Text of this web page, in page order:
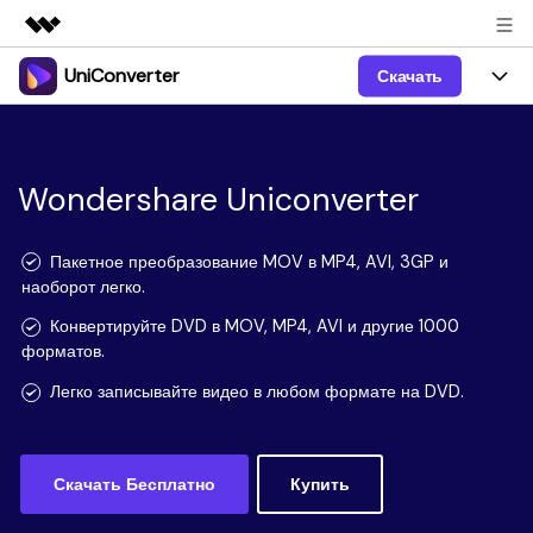
Рекомендуемые продукты
Решения
О нас
Новости
Покупка
UniConverter Скачать
Windows
Mac
UniConverter для Mac
Функции
AI функции
Больше инструментов
Руководство
Блог
Фотография
Контактная
Вся информация, необходимая для использования
UniConverter.
КУПИТЬ КУПИТЬ
Sign In
Wondershare Uniconverter
Пакетное преобразование MOV в MP4, AVI, 3GP и
наоборот легко.
Конвертируйте DVD в MOV, MP4, AVI и другие 1000
форматов.
Легко записывайте видео в любом формате на DVD.
Скачать Бесплатно Купить